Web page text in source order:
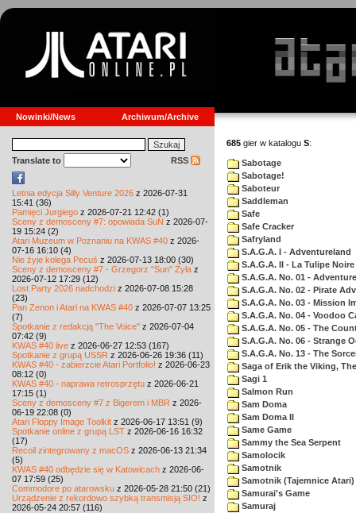
Nowinki/News Archiwum/Archive
Translate to RSS
Letnia edycja Silly Venture 2026 z 2026-07-31
15:41 (36)
Pamięci Jurgiego z 2026-07-21 12:42 (1)
Sceny z demosceny #7: opowiada SuN z 2026-07-
19 15:24 (2)
Atari Muzeum w Poznaniu na KWAS #40 z 2026-
07-16 16:10 (4)
Nie żyje kolega Pecuś z 2026-07-13 18:00 (30)
Sceny z demosceny #7 - Grzegorz "Sun" Żyła z
2026-07-12 17:29 (12)
Lost Party 2026 nadchodzi z 2026-07-08 15:28
(23)
Pan Zenon i Atari na KWAS #40 z 2026-07-07 13:25
(7)
Spotkanie z redakcją "The Voice" z 2026-07-04
07:42 (9)
KWAS #40 live z 2026-06-27 12:53 (167)
Spotkanie z grupą USSR z 2026-06-26 19:36 (11)
KWAS #40 - zabierzcie Atari Portfolio! z 2026-06-23
08:12 (0)
KWAS #40 - naprawa retrosprzętu z 2026-06-21
17:15 (1)
Sceny z demosceny #7 z Bigerem i MBR z 2026-
06-19 22:08 (0)
Atari Floppy Image Toolkit z 2026-06-17 13:51 (9)
Spotkanie online z grupą LST z 2026-06-16 16:32
(17)
Recoil zintegrowany z macOS z 2026-06-13 21:34
(5)
KWAS #40 odbędzie się w Katowicach z 2026-06-
07 17:59 (25)
Commodore po atarowsku z 2026-05-28 21:50 (21)
Urządzenie z rekordowo szybką transmisją SIO! z
2026-05-24 20:57 (116)
685 gier w katalogu S:
Sabotage
Sabotage!
Saboteur
Saddleman
Safe
Safe Cracker
Safryland
S.A.G.A. I - Adventureland
S.A.G.A. II - La Tulipe Noire
S.A.G.A. No. 01 -
S.A.G.A. No. 02 - Pirate
S.A.G.A. No. 03 - Mission
S.A.G.A. No. 04 - Voodoo
S.A.G.A. No. 05 - The
S.A.G.A. No. 06 - Strange
S.A.G.A. No. 13 - The
Saga of Erik the Viking, The
Sagi 1
Salmon Run
Sam Doma
Sam Doma II
Same Game
Sammy the Sea Serpent
Samolocik
Samotnik
Samotnik (Tajemnice Atari)
Samurai's Game
Samuraj